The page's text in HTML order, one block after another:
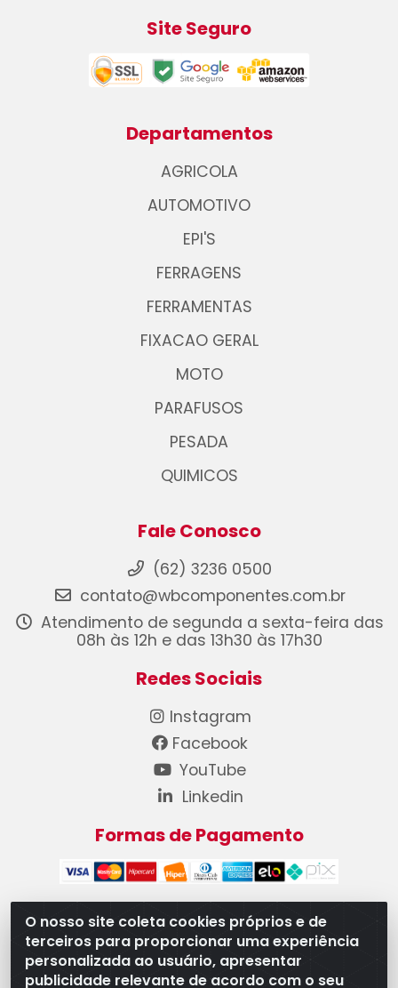
O nosso site coleta cookies próprios e de
terceiros para proporcionar uma experiência
personalizada ao usuário, apresentar
publicidade relevante de acordo com o seu
Site Seguro
Departamentos
AGRICOLA
AUTOMOTIVO
EPI'S
FERRAGENS
FERRAMENTAS
FIXACAO GERAL
MOTO
PARAFUSOS
PESADA
QUIMICOS
Fale Conosco
(62) 3236 0500
contato@wbcomponentes.com.br
Atendimento de segunda a sexta-feira das
08h às 12h e das 13h30 às 17h30
Redes Sociais
Instagram
Facebook
YouTube
Linkedin
Formas de Pagamento
WB Componentes Automotivos LTDA - CNPJ
08.528.393/0001-12 - Rua do Níquel, 667 - Parque
Oeste Industrial, Goiânia/GO - CEP 74375-660